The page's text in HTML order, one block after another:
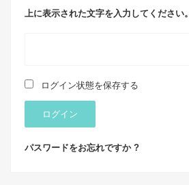
上に表示された文字を入力してください。
ログイン状態を保存する
ログイン
パスワードをお忘れですか ?